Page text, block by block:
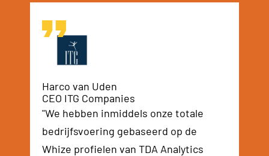
Harco van Uden
CEO ITG Companies
"We hebben inmiddels onze totale
bedrijfsvoering gebaseerd op de
Whize profielen van TDA Analytics